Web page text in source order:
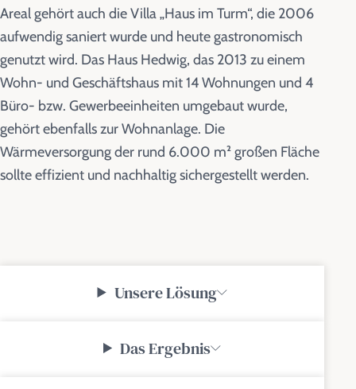
Areal gehört auch die Villa „Haus im Turm“, die 2006
aufwendig saniert wurde und heute gastronomisch
genutzt wird. Das Haus Hedwig, das 2013 zu einem
Wohn- und Geschäftshaus mit 14 Wohnungen und 4
Büro- bzw. Gewerbeeinheiten umgebaut wurde,
gehört ebenfalls zur Wohnanlage. Die
Wärmeversorgung der rund 6.000 m² großen Fläche
sollte effizient und nachhaltig sichergestellt werden.
Unsere Lösung
Das Ergebnis